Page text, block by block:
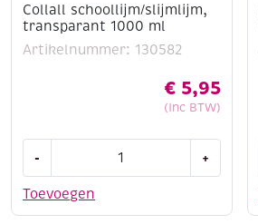
Collall schoollijm/slijmlijm,
transparant 1000 ml
Artikelnummer: 130582
€ 5,95
(Inc BTW)
Toevoegen
-
schoollijm/slijmlijm,
transparant
+